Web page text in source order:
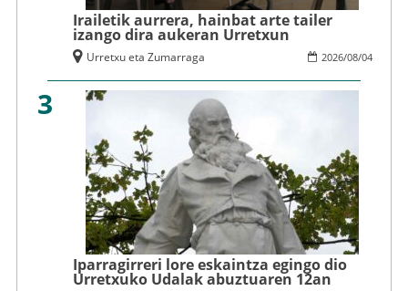
Irailetik aurrera, hainbat arte tailer
izango dira aukeran Urretxun
2026/08/04
Urretxu eta Zumarraga
3
Iparragirreri lore eskaintza egingo dio
Urretxuko Udalak abuztuaren 12an